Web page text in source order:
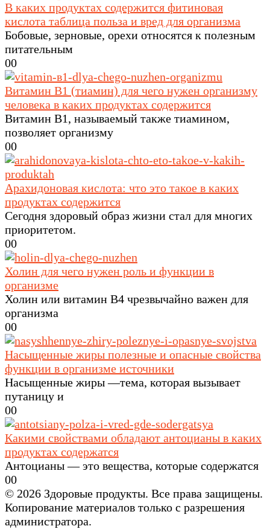
В каких продуктах содержится фитиновая
кислота таблица польза и вред для организма
Бобовые, зерновые, орехи относятся к полезным
питательным
00
Витамин В1 (тиамин) для чего нужен организму
человека в каких продуктах содержится
Витамин B1, называемый также тиамином,
позволяет организму
00
Арахидоновая кислота: что это такое в каких
продуктах содержится
Сегодня здоровый образ жизни стал для многих
приоритетом.
00
Холин для чего нужен роль и функции в
организме
Холин или витамин B4 чрезвычайно важен для
организма
00
Насыщенные жиры полезные и опасные свойства
функции в организме источники
Насыщенные жиры —тема, которая вызывает
путаницу и
00
Какими свойствами обладают антоцианы в каких
продуктах содержатся
Антоцианы — это вещества, которые содержатся
00
© 2026 Здоровые продукты. Все права защищены.
Копирование материалов только с разрешения
администратора.